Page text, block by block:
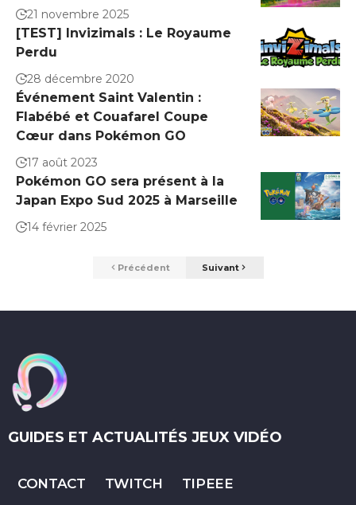
21 novembre 2025
[TEST] Invizimals : Le Royaume
Perdu
28 décembre 2020
Événement Saint Valentin :
Flabébé et Couafarel Coupe
Cœur dans Pokémon GO
17 août 2023
Pokémon GO sera présent à la
Japan Expo Sud 2025 à Marseille
14 février 2025
Précédent Suivant
GUIDES ET ACTUALITÉS JEUX VIDÉO
CONTACT TWITCH TIPEEE